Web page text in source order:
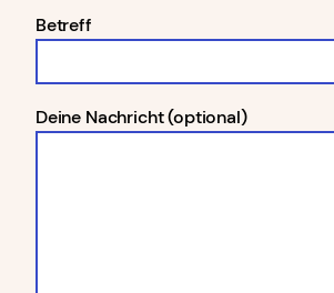
Betreff
Deine Nachricht (optional)